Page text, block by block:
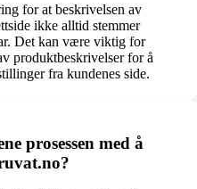
for at beskrivelsen av
ikke alltid stemmer
Det kan være viktig for
produktbeskrivelser for å
fra kundenes side.
prosessen med å